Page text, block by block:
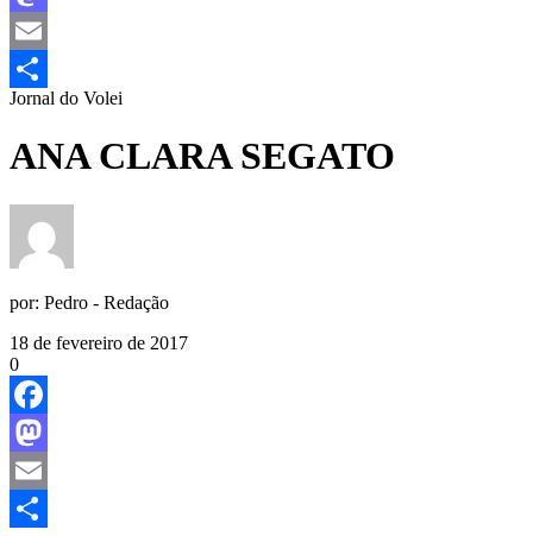
Mastodon
Email
Share
Jornal do Volei
ANA CLARA SEGATO
por: Pedro - Redação
18 de fevereiro de 2017
0
Facebook
Mastodon
Email